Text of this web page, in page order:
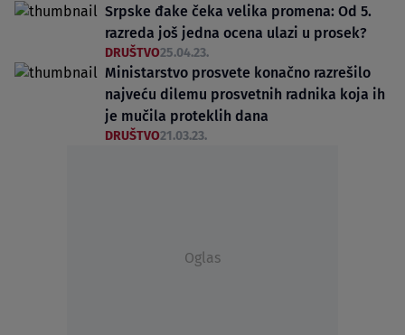
Srpske đake čeka velika promena: Od 5.
razreda još jedna ocena ulazi u prosek?
DRUŠTVO25.04.23.
Ministarstvo prosvete konačno razrešilo
najveću dilemu prosvetnih radnika koja ih
je mučila proteklih dana
DRUŠTVO21.03.23.
Oglas